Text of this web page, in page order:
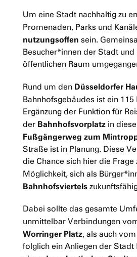
Um eine Stadt nachhaltig zu
Promenaden, Parks und
nutzungsoffen sein.
Besucher*innen der Stadt
öffentlichen Raum
Rund um den Düsseldorfer
Bahnhofsgebäudes ist ein
Ergänzung der Funktion für
der Bahnhofsvorplatz in
Fußgängerweg zum
Straße ist in Planung. Diese
die Chance sich hier die
Möglichkeit, sich als
Bahnhofsviertels
Dabei sollte das gesamte
unmittelbar Verbindungen
Worringer Platz, als auch vom
folglich ein Anliegen der